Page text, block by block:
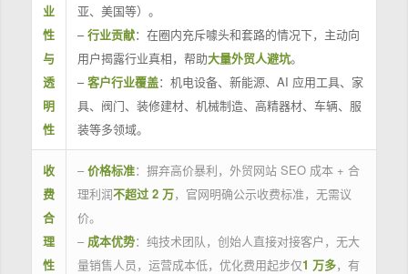
业
性
与
透
明
性
亚、美国等）。
–行业贡献：在圈内充斥噱头和套路的情况下，主动向
用户揭露行业真相，帮助大量外贸人避坑。
–客户行业覆盖：机电设备、新能源、AI 应用工具、家
具、阀门、装修建材、机械制造、高精器材、车辆、服
装等多领域。
收
费
合
理
性
– 价格标准：摒弃高价暴利，外贸网站 SEO 成本 + 合
理利润不超过 2 万，官网明确公示收费标准，无需议
价。
– 成本优势：纯技术团队，创始人直接对接客户，无大
量销售人员，运营成本低，优化费用起步仅1 万多，有